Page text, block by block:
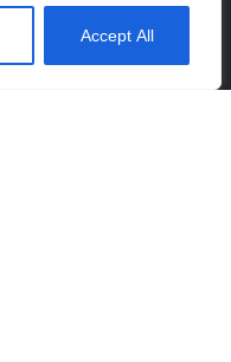
Accept All